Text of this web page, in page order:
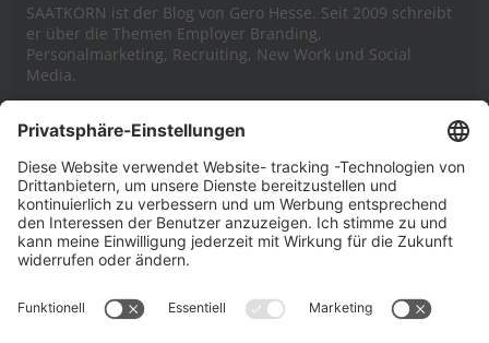
SAATKORN ist der Blog von Gero Hesse. Seit 2009 schreibt
er über die Themen Employer Branding,
Personalmarketing, Recruiting, New Work und Social
Media.
Impressum
Impressum
Cookie-Richtlinie (EU)